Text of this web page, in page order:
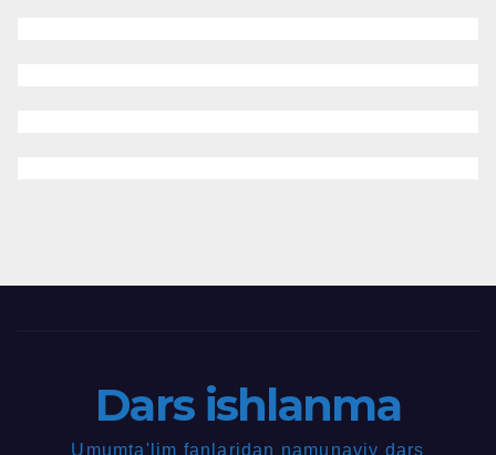
Dars ishlanma
Umumta'lim fanlaridan namunaviy dars